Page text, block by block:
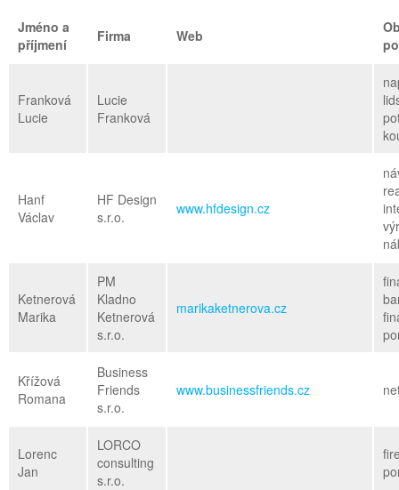
Jméno a
příjmení
Firma Web
Franková
Lucie
Lucie
Franková
Hanf
Václav
HF Design
s.r.o.
www.hfdesign.cz
Ketnerová
Marika
PM
Kladno
Ketnerová
s.r.o.
marikaketnerova.cz
Křížová
Romana
Business
Friends
s.r.o.
www.businessfriends.cz
Lorenc
Jan
LORCO
consulting
s.r.o.